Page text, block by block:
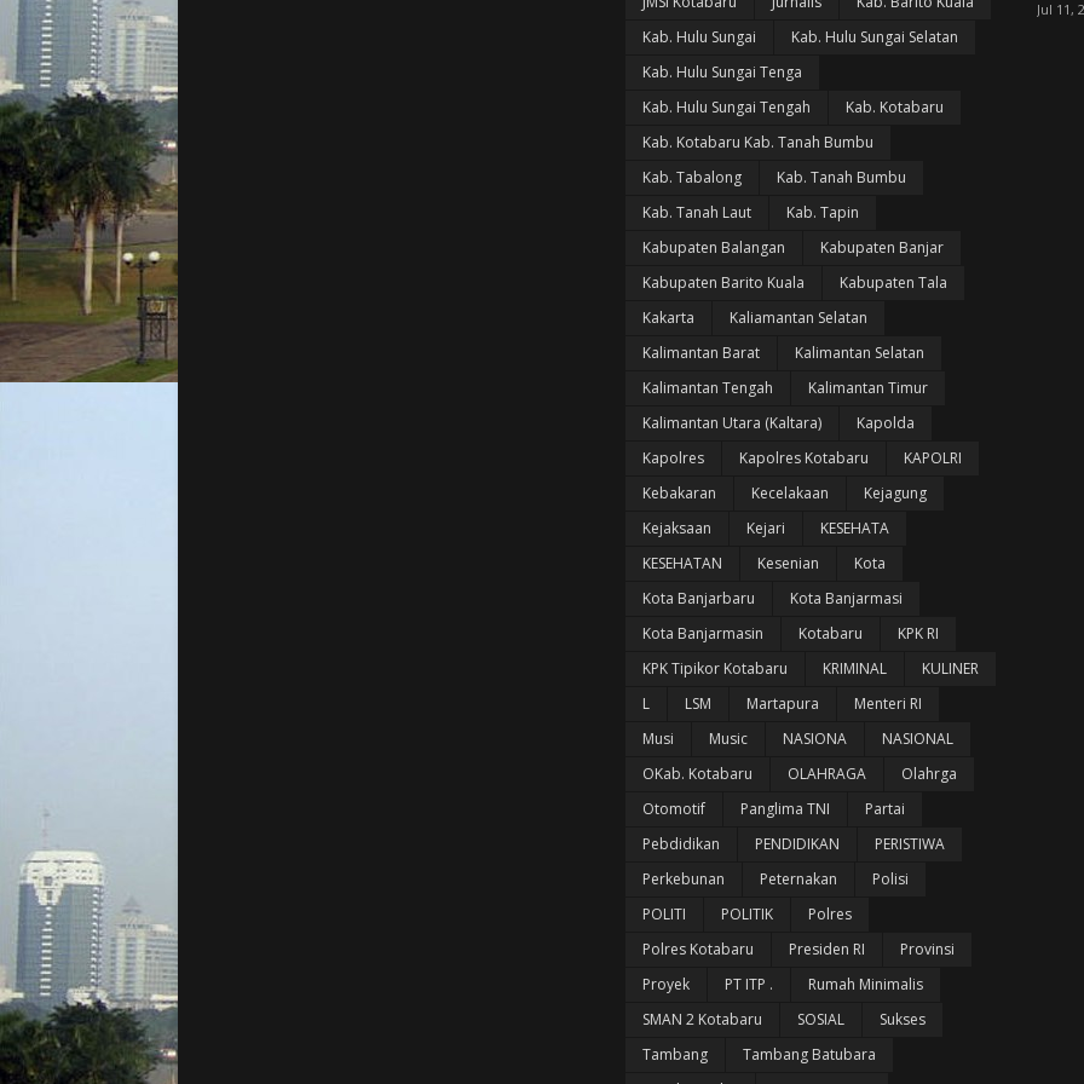
Kab. Hulu Sungai
Kab. Hulu Sungai Selatan
Kab. Hulu Sungai Tenga
Kab. Hulu Sungai Tengah
Kab. Kotabaru
Kab. Kotabaru Kab. Tanah Bumbu
Kab. Tabalong
Kab. Tanah Bumbu
Kab. Tanah Laut
Kab. Tapin
Kabupaten Balangan
Kabupaten Banjar
Kabupaten Barito Kuala
Kabupaten Tala
Kakarta
Kaliamantan Selatan
Kalimantan Barat
Kalimantan Selatan
Kalimantan Tengah
Kalimantan Timur
Kalimantan Utara (Kaltara)
Kapolda
Kapolres
Kapolres Kotabaru
KAPOLRI
Kebakaran
Kecelakaan
Kejagung
Kejaksaan
Kejari
KESEHATA
KESEHATAN
Kesenian
Kota
Kota Banjarbaru
Kota Banjarmasi
Kota Banjarmasin
Kotabaru
KPK RI
KPK Tipikor Kotabaru
KRIMINAL
KULINER
L
LSM Martapura
Menteri RI
Musi
Music NASIONA
NASIONAL
OKab. Kotabaru
OLAHRAGA
Olahrga
Otomotif
Panglima TNI
Partai
Pebdidikan
PENDIDIKAN
PERISTIWA
Perkebunan
Peternakan
Polisi
POLITI
POLITIK
Polres
Polres Kotabaru
Presiden RI
Provinsi
Proyek
PT ITP .
Rumah Minimalis
SMAN 2 Kotabaru
SOSIAL
Sukses
Tambang
Tambang Batubara
Jul 11,